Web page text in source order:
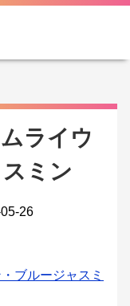
ライウ
ミン
26
ブルージャスミ